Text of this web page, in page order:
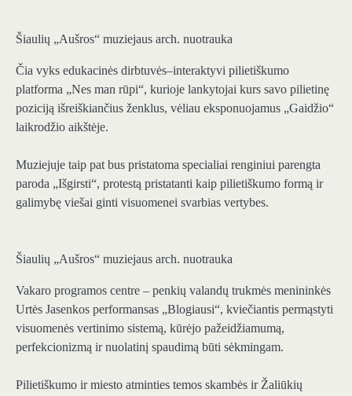
Šiaulių „Aušros“ muziejaus arch. nuotrauka
Čia vyks edukacinės dirbtuvės–interaktyvi pilietiškumo
platforma „Nes man rūpi“, kurioje lankytojai kurs savo pilietinę
poziciją išreiškiančius ženklus, vėliau eksponuojamus „Gaidžio“
laikrodžio aikštėje.
Muziejuje taip pat bus pristatoma specialiai renginiui parengta
paroda „Išgirsti“, protestą pristatanti kaip pilietiškumo formą ir
galimybę viešai ginti visuomenei svarbias vertybes.
Šiaulių „Aušros“ muziejaus arch. nuotrauka
Vakaro programos centre – penkių valandų trukmės menininkės
Urtės Jasenkos performansas „Blogiausi“, kviečiantis permąstyti
visuomenės vertinimo sistemą, kūrėjo pažeidžiamumą,
perfekcionizmą ir nuolatinį spaudimą būti sėkmingam.
Pilietiškumo ir miesto atminties temos skambės ir Žaliūkių